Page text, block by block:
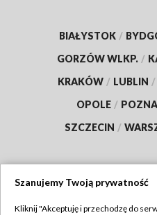
BIAŁYSTOK /
GORZÓW WLKP. /
KRAKÓW / LUBLIN /
OPOLE /
SZCZECIN /
Szanujemy Twoją prywatność
Kliknij "Akceptuję i przechodzę do